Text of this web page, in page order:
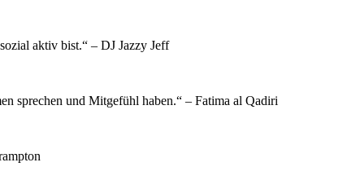
aktiv bist.“ – DJ Jazzy Jeff
sprechen und Mitgefühl haben.“ – Fatima al Qadiri